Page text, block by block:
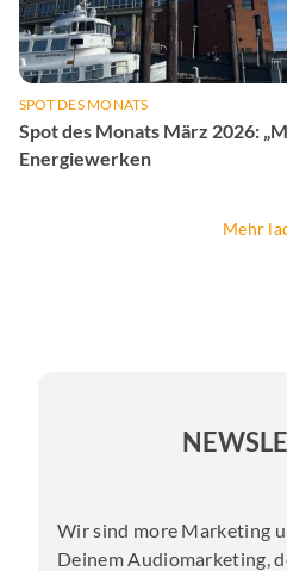
SPOT DES MONATS
Spot des Monats März 2026:
Energiewerken
Mehr
Wir sind more Marketing
Deinem Audiomarketing,